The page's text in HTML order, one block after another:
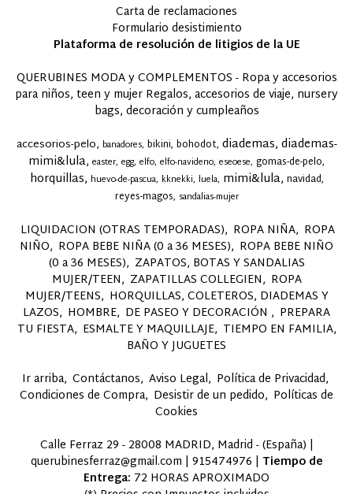
Carta de reclamaciones
Formulario desistimiento
Plataforma de resolución de litigios de la UE
QUERUBINES MODA y COMPLEMENTOS - Ropa y accesorios
para niños, teen y mujer Regalos, accesorios de viaje, nursery
bags, decoración y cumpleaños
accesorios-pelo banadores bikini bohodot diademas diademas-
mimi&lula easter egg elfo elfo-navideno eseoese gomas-de-pelo
horquillas huevo-de-pascua kknekki luela mimi&lula navidad
reyes-magos sandalias-mujer
LIQUIDACION (OTRAS TEMPORADAS) ROPA NIÑA ROPA
NIÑO ROPA BEBE NIÑA (0 a 36 MESES) ROPA BEBE NIÑO
(0 a 36 MESES) ZAPATOS, BOTAS Y SANDALIAS
MUJER/TEEN ZAPATILLAS COLLEGIEN ROPA
MUJER/TEENS HORQUILLAS, COLETEROS, DIADEMAS Y
LAZOS HOMBRE DE PASEO Y DECORACIÓN
PREPARA
TU FIESTA ESMALTE Y MAQUILLAJE TIEMPO EN FAMILIA,
BAÑO Y JUGUETES
Ir arriba Contáctanos Aviso Legal Política de Privacidad
Condiciones de Compra Desistir de un pedido Políticas de
Cookies
Calle Ferraz 29 - 28008 MADRID, Madrid - (España) |
querubinesferraz@gmail.com | 915474976 | Tiempo de
Entrega: 72 HORAS APROXIMADO